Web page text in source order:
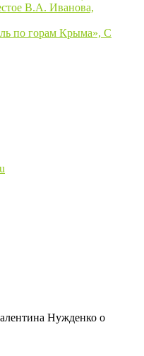
В.А. Иванова,
по горам Крыма», С
Нужденко о